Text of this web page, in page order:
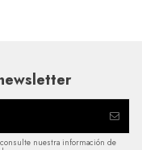
nuestra información de